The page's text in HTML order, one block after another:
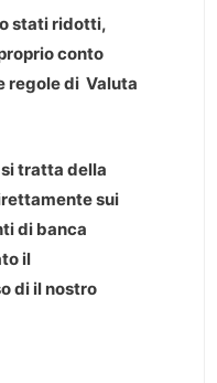
stati ridotti,
conto
regole di Valuta
si tratta della
sui
di banca
il
di il nostro